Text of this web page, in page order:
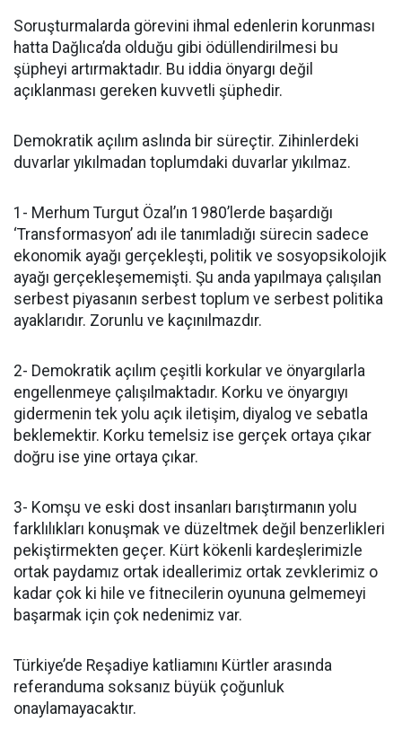
Soruşturmalarda görevini ihmal edenlerin korunması
hatta Dağlıca’da olduğu gibi ödüllendirilmesi bu
şüpheyi artırmaktadır. Bu iddia önyargı değil
açıklanması gereken kuvvetli şüphedir.
Demokratik açılım aslında bir süreçtir. Zihinlerdeki
duvarlar yıkılmadan toplumdaki duvarlar yıkılmaz.
1- Merhum Turgut Özal’ın 1980’lerde başardığı
‘Transformasyon’ adı ile tanımladığı sürecin sadece
ekonomik ayağı gerçekleşti, politik ve sosyopsikolojik
ayağı gerçekleşememişti. Şu anda yapılmaya çalışılan
serbest piyasanın serbest toplum ve serbest politika
ayaklarıdır. Zorunlu ve kaçınılmazdır.
2- Demokratik açılım çeşitli korkular ve önyargılarla
engellenmeye çalışılmaktadır. Korku ve önyargıyı
gidermenin tek yolu açık iletişim, diyalog ve sebatla
beklemektir. Korku temelsiz ise gerçek ortaya çıkar
doğru ise yine ortaya çıkar.
3- Komşu ve eski dost insanları barıştırmanın yolu
farklılıkları konuşmak ve düzeltmek değil benzerlikleri
pekiştirmekten geçer. Kürt kökenli kardeşlerimizle
ortak paydamız ortak ideallerimiz ortak zevklerimiz o
kadar çok ki hile ve fitnecilerin oyununa gelmemeyi
başarmak için çok nedenimiz var.
Türkiye’de Reşadiye katliamını Kürtler arasında
referanduma soksanız büyük çoğunluk
onaylamayacaktır.